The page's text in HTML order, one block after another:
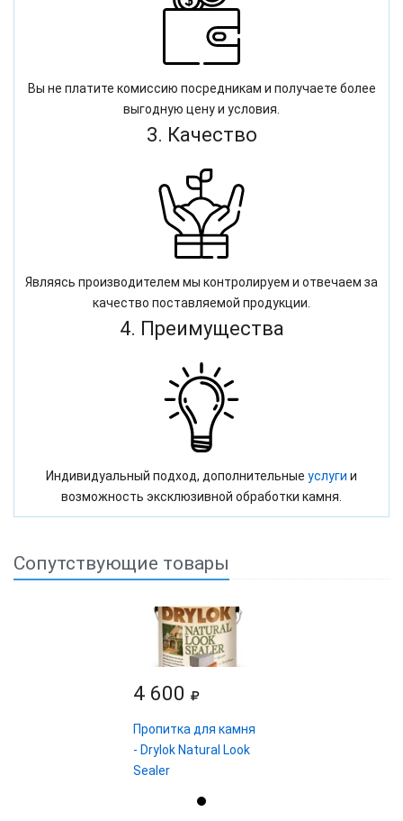
Вы не платите комиссию посредникам и получаете более
выгодную цену и условия.
3. Качество
Являясь производителем мы контролируем и отвечаем за
качество поставляемой продукции.
4. Преимущества
Индивидуальный подход, дополнительные услуги и
возможность эксклюзивной обработки камня.
Сопутствующие товары
4 600
Пропитка для камня
- Drylok Natural Look
Sealer